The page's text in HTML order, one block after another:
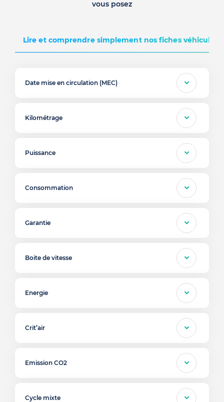
vous posez
Lire et comprendre simplement nos fiches véhicules
Date mise en circulation (MEC)
Kilométrage
Puissance
Consommation
Garantie
Boite de vitesse
Energie
Crit’air
Emission CO2
Cycle mixte